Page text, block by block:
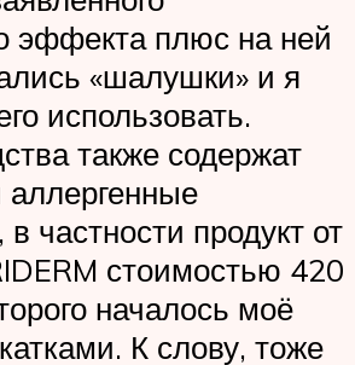
эффекта плюс на ней
«шалушки» и я
использовать.
также содержат
частности продукт от
стоимостью 420
началось моё
К слову, тоже